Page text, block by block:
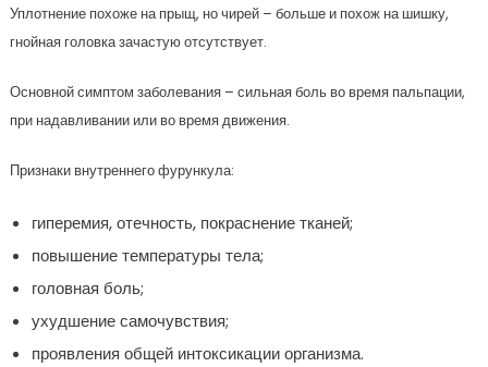
Уплотнение похоже на прыщ, но чирей – больше и похож на шишку,
гнойная головка зачастую отсутствует.
Основной симптом заболевания – сильная боль во время пальпации,
при надавливании или во время движения.
Признаки внутреннего фурункула:
гиперемия, отечность, покраснение тканей;
повышение температуры тела;
головная боль;
ухудшение самочувствия;
проявления общей интоксикации организма.